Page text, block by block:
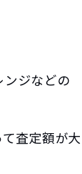
ジなどの
査定額が大